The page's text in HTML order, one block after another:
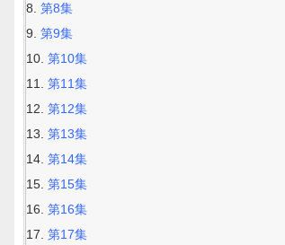
第8集
第9集
第10集
第11集
第12集
第13集
第14集
第15集
第16集
第17集